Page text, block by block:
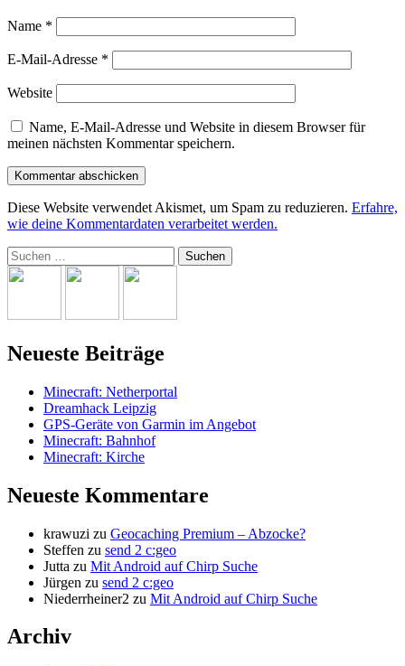
Name *
E-Mail-Adresse *
Website
Name, E-Mail-Adresse und Website in diesem Browser für
meinen nächsten Kommentar speichern.
Diese Website verwendet Akismet, um Spam zu reduzieren. Erfahre,
wie deine Kommentardaten verarbeitet werden.
Suchen
nach:
Neueste Beiträge
Minecraft: Netherportal
Dreamhack Leipzig
GPS-Geräte von Garmin im Angebot
Minecraft: Bahnhof
Minecraft: Kirche
Neueste Kommentare
krawuzi zu Geocaching Premium – Abzocke?
Steffen zu send 2 c:geo
Jutta zu Mit Android auf Chirp Suche
Jürgen zu send 2 c:geo
Niederrheiner2 zu Mit Android auf Chirp Suche
Archiv